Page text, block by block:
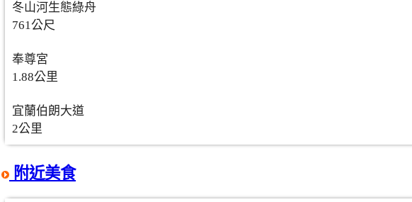
冬山河生態綠舟
761公尺
奉尊宮
1.88公里
宜蘭伯朗大道
2公里
附近美食